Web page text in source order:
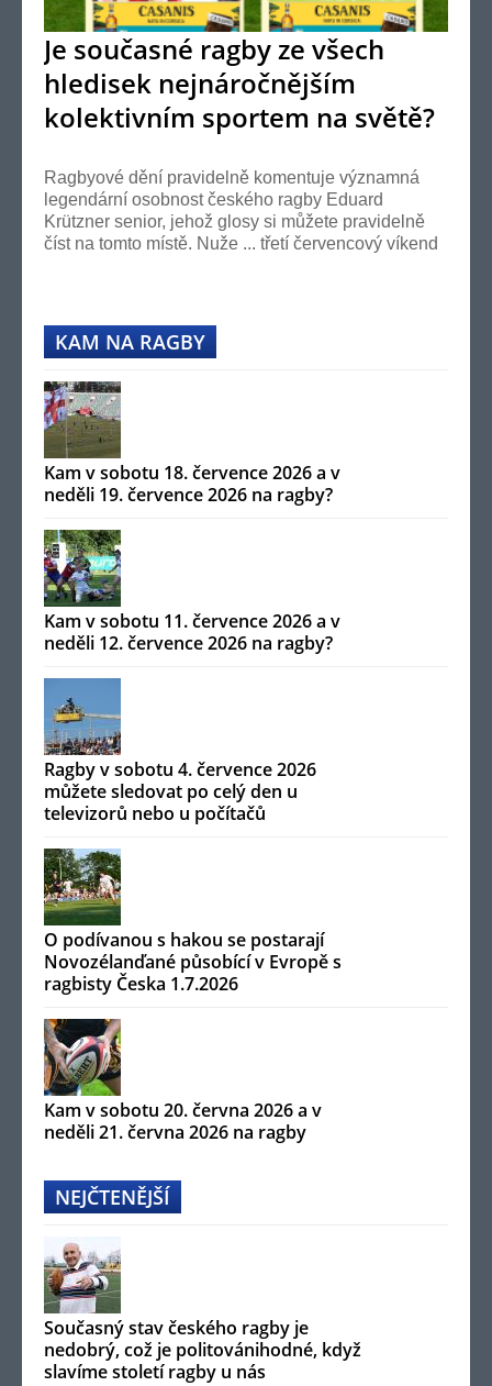
Je současné ragby ze všech
hledisek nejnáročnějším
kolektivním sportem na světě?
Ragbyové dění pravidelně komentuje významná
legendární osobnost českého ragby Eduard
Krützner senior, jehož glosy si můžete pravidelně
číst na tomto místě. Nuže ... třetí červencový víkend
KAM NA RAGBY
Kam v sobotu 18. července 2026 a v
neděli 19. července 2026 na ragby?
Kam v sobotu 11. července 2026 a v
neděli 12. července 2026 na ragby?
Ragby v sobotu 4. července 2026
můžete sledovat po celý den u
televizorů nebo u počítačů
O podívanou s hakou se postarají
Novozélanďané působící v Evropě s
ragbisty Česka 1.7.2026
Kam v sobotu 20. června 2026 a v
neděli 21. června 2026 na ragby
NEJČTENĚJŠÍ
Současný stav českého ragby je
nedobrý, což je politovánihodné, když
slavíme století ragby u nás